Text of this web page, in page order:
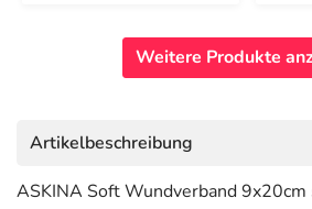
Weitere Produkte
Artikelbeschreibung
ASKINA Soft Wundverband